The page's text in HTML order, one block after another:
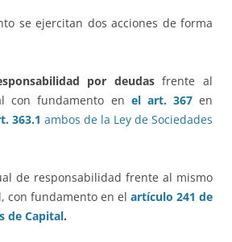
se ejercitan dos acciones de forma
por deudasfrente al
con fundamento en el art. 367en
363.1 ambos de la Ley de Sociedades
de responsabilidad frente al mismo
con fundamento en el artículo 241 de
de Capital.